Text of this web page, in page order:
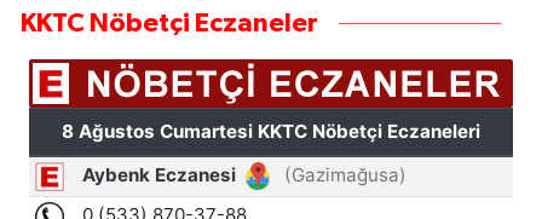
KKTC Nöbetçi Eczaneler